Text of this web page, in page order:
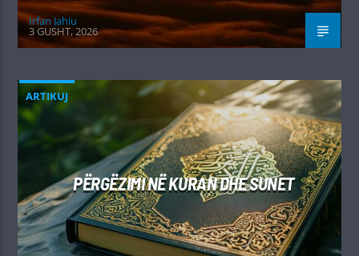
Irfan Jahiu
3 GUSHT, 2026
ARTIKUJ
PËRGËZIMI NË KURAN DHE SUNET